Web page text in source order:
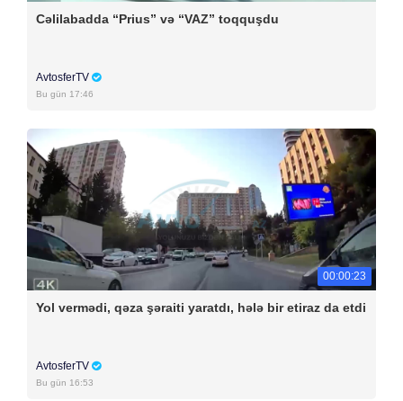
Cəlilabadda “Prius” və “VAZ” toqquşdu
AvtosferTV
Bu gün 17:46
00:00:23
Yol vermədi, qəza şəraiti yaratdı, hələ bir etiraz da etdi
AvtosferTV
Bu gün 16:53